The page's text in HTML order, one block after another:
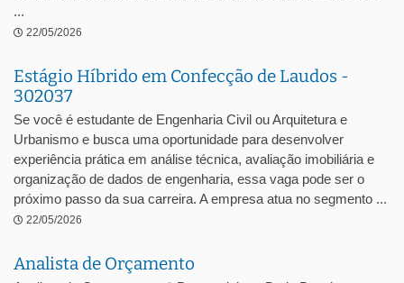
...
22/05/2026
Estágio Híbrido em Confecção de Laudos -
302037
Se você é estudante de Engenharia Civil ou Arquitetura e
Urbanismo e busca uma oportunidade para desenvolver
experiência prática em análise técnica, avaliação imobiliária e
organização de dados de engenharia, essa vaga pode ser o
próximo passo da sua carreira. A empresa atua no segmento ...
22/05/2026
Analista de Orçamento